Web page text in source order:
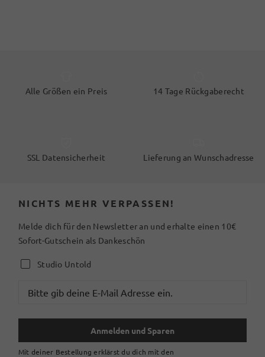
Alle Größen ein Preis 14 Tage Rückgaberecht
SSL Datensicherheit Lieferung an Wunschadresse
NICHTS MEHR VERPASSEN!
Melde dich für den Newsletter an und erhalte einen 10€
Sofort-Gutschein als Dankeschön
Studio Untold
Anmelden und Sparen
Mit deiner Bestellung erklärst du dich mit den